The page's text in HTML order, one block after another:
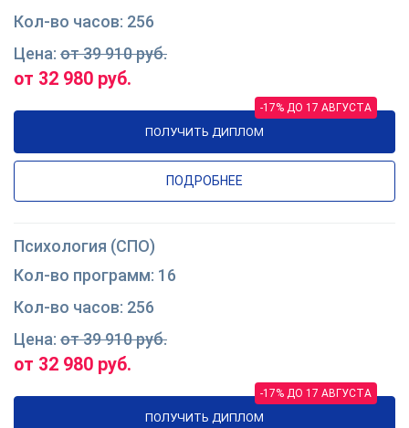
256
от 39 910 руб.
от 32 980 руб.
ПОЛУЧИТЬ ДИПЛОМ
-17% ДО 17 АВГУСТА
ПОДРОБНЕЕ
Психология (СПО)
16
256
от 39 910 руб.
от 32 980 руб.
ПОЛУЧИТЬ ДИПЛОМ
-17% ДО 17 АВГУСТА